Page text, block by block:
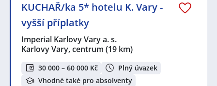
KUCHAŘ/ka 5* hotelu K. Vary -
vyšší příplatky
Imperial Karlovy Vary a. s.
Karlovy Vary, centrum (19 km)
30 000 – 60 000 Kč
Plný úvazek
Vhodné také pro absolventy